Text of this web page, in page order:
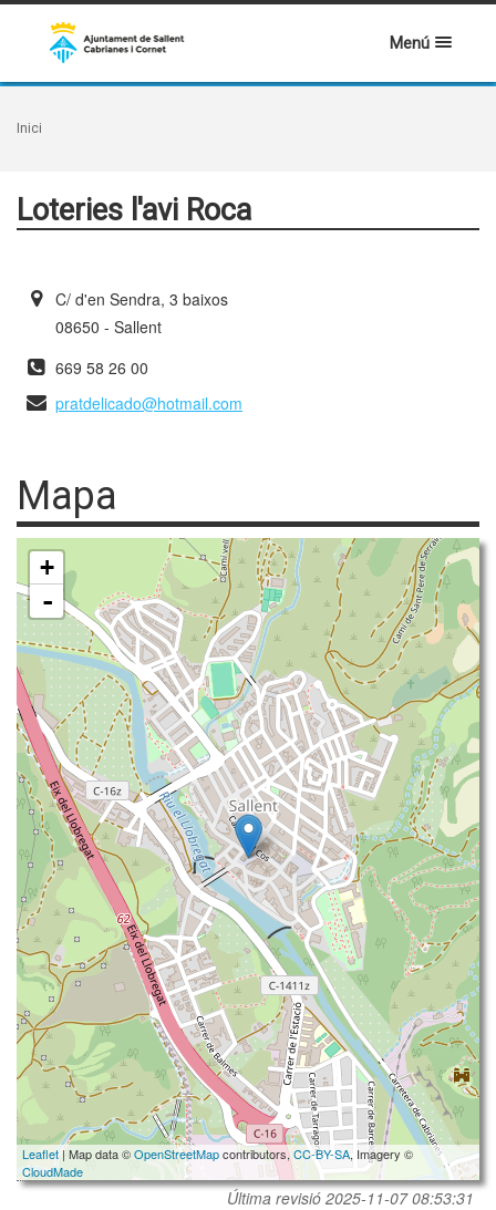
Menú
Inici
Loteries l'avi Roca
C/ d'en Sendra, 3 baixos
08650 - Sallent
669 58 26 00
pratdelicado@hotmail.com
Mapa
+
-
Leaflet| Map data ©OpenStreetMapcontributors,CC-BY-SA, Imagery ©
CloudMade
Última revisió 2025-11-07 08:53:31